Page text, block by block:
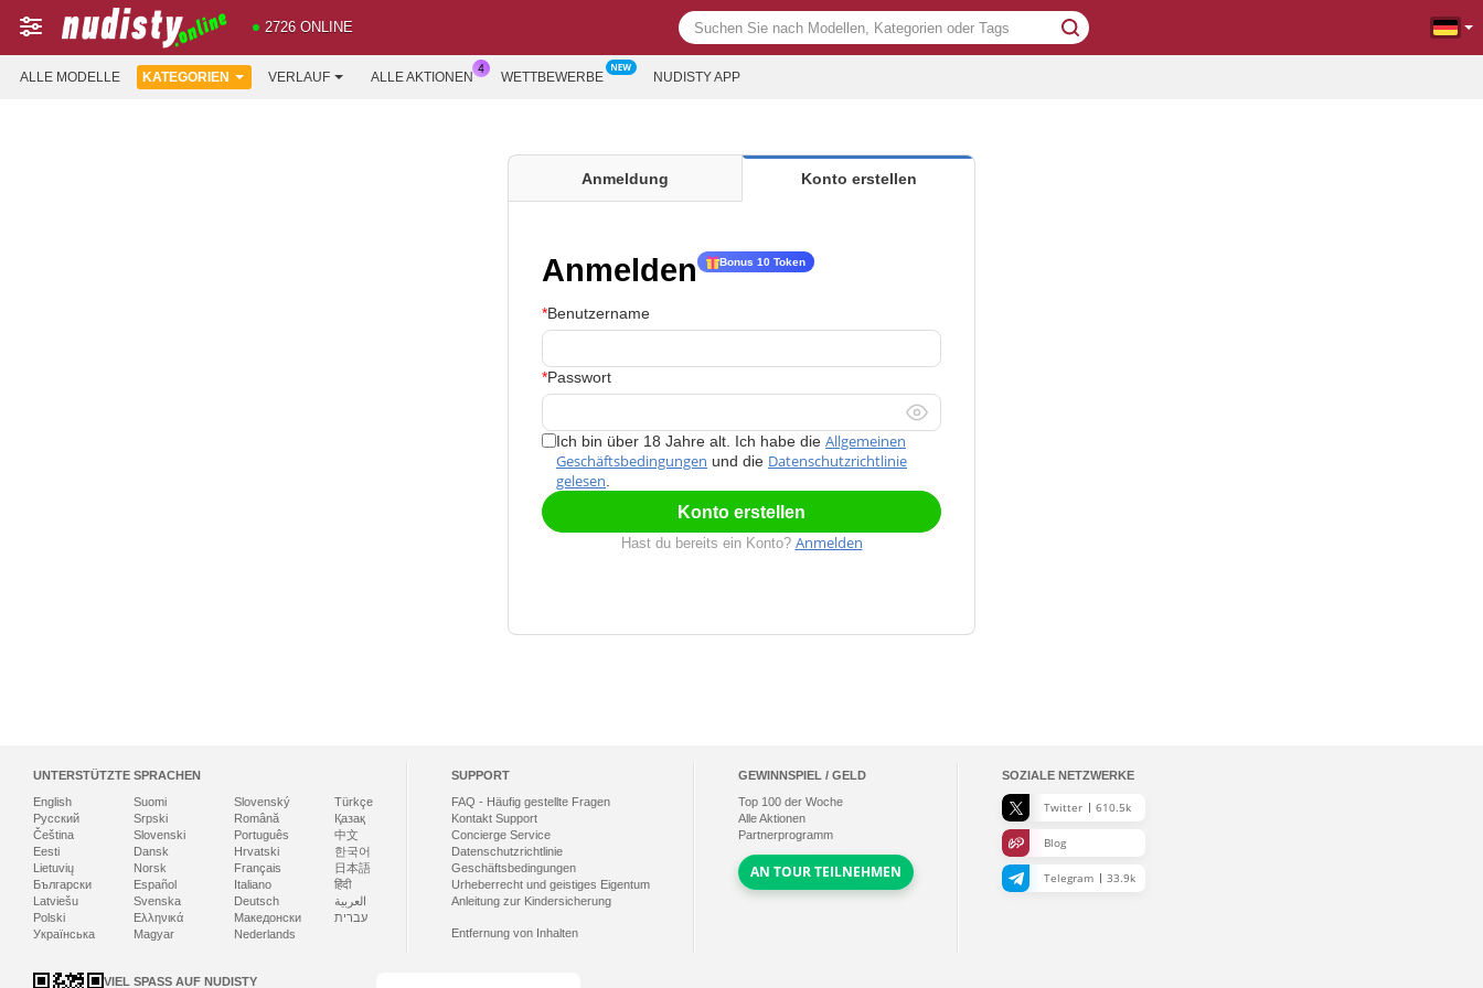
2726 ONLINE
ALLE MODELLE KATEGORIEN VERLAUF ALLE AKTIONEN WETTBEWERBE NUDISTY APP
Anmeldung Konto erstellen
Anmelden Bonus 10 Token
Benutzername
Passwort
Ich bin über 18 Jahre alt. Ich habe die Allgemeinen
Geschäftsbedingungen und die Datenschutzrichtlinie
gelesen
Konto erstellen
Hast du bereits ein Konto? Anmelden
UNTERSTÜTZTE SPRACHEN
English
Русский
Čeština
Eesti
Lietuvių
Български
Latviešu
Polski
Українська
Suomi
Srpski
Slovenski
Dansk
Norsk
Español
Svenska
Ελληνικά
Magyar
Slovenský
Română
Português
Hrvatski
Français
Italiano
Deutsch
Македонски
Nederlands
Türkçe
Қазақ
中文
한국어
日本語
हिंदी
العربية
עברית
SUPPORT
FAQ - Häufig gestellte Fragen
Kontakt Support
Concierge Service
Datenschutzrichtlinie
Geschäftsbedingungen
Urheberrecht und geistiges Eigentum
Anleitung zur Kindersicherung
Entfernung von Inhalten
GEWINNSPIEL / GELD
Top 100 der Woche
Alle Aktionen
Partnerprogramm
AN TOUR TEILNEHMEN
SOZIALE NETZWERKE
Twitter 610.5k
Blog
Telegram 33.9k
VIEL SPASS AUF NUDISTY